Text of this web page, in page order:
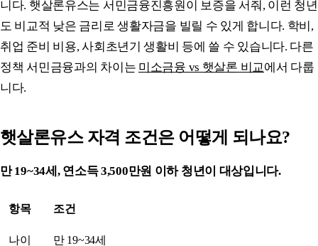
니다. 햇살론유스는 서민금융진흥원이 보증을 서줘, 이런 청년
도 비교적 낮은 금리로 생활자금을 빌릴 수 있게 합니다. 학비,
취업 준비 비용, 사회초년기 생활비 등에 쓸 수 있습니다. 다른
정책 서민금융과의 차이는 미소금융 vs 햇살론 비교에서 다룹
니다.
햇살론유스 자격 조건은 어떻게 되나요?
만 19~34세, 연소득 3,500만원 이하 청년이 대상입니다.
항목 조건
나이 만 19~34세